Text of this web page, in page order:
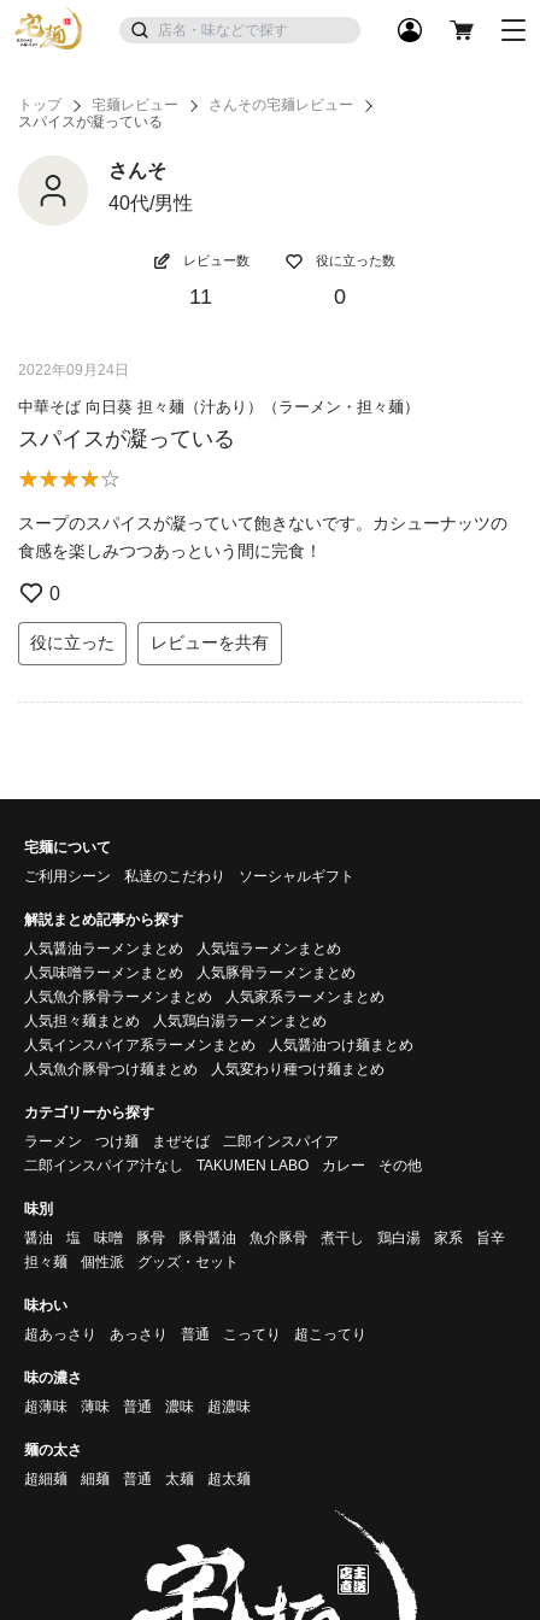
トップ 宅麺レビュー
さんその宅麺レビュー
スパイスが凝っている
さんそ
40代/男性
レビュー数
11
役に立った数
0
2022年09月24日
中華そば 向日葵 担々麺（汁あり）（ラーメン・担々麺）
スパイスが凝っている
スープのスパイスが凝っていて飽きないです。カシューナッツの
食感を楽しみつつあっという間に完食！
0
役に立った レビューを共有
宅麺について
ご利用シーン
私達のこだわり ソーシャルギフト
解説まとめ記事から探す
人気醤油ラーメンまとめ
人気塩ラーメンまとめ
人気味噌ラーメンまとめ
人気豚骨ラーメンまとめ
人気魚介豚骨ラーメンまとめ
人気家系ラーメンまとめ
人気担々麺まとめ
人気鶏白湯ラーメンまとめ
人気インスパイア系ラーメンまとめ
人気醤油つけ麺まとめ
人気魚介豚骨つけ麺まとめ
人気変わり種つけ麺まとめ
カテゴリーから探す
ラーメン
つけ麺 まぜそば
二郎インスパイア
二郎インスパイア汁なし
TAKUMEN LABO カレー その他
味別
醤油
塩 味噌 豚骨 豚骨醤油 魚介豚骨 煮干し 鶏白湯 家系
旨辛
担々麺
個性派 グッズ・セット
味わい
超あっさり
あっさり 普通 こってり 超こってり
味の濃さ
超薄味
薄味 普通 濃味 超濃味
麺の太さ
超細麺
細麺 普通 太麺 超太麺